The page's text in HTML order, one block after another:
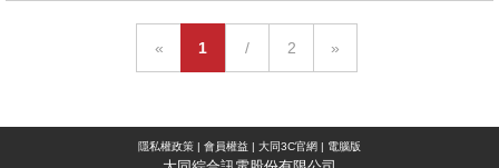
« 1 / 2 »
隱私權政策 | 會員權益 | 大同3C官網 | 電腦版